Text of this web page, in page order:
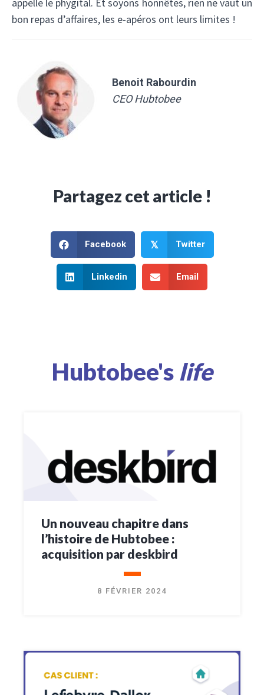
bon repas d’affaires, les e-apéros ont leurs limites !
Benoit Rabourdin
CEO Hubtobee
Partagez cet article !
Facebook 𝕏 Twitter
Linkedin Email
Hubtobee's life
Un nouveau chapitre dans
l’histoire de Hubtobee :
acquisition par deskbird
8 FÉVRIER 2024